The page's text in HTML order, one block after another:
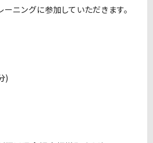
ニングに参加していただきます。
)